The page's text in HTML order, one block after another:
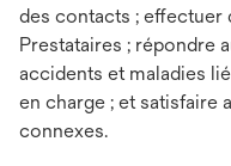
des contacts ; effectuer
Prestataires ; répondre
accidents et maladies
en charge ; et satisfaire
connexes.